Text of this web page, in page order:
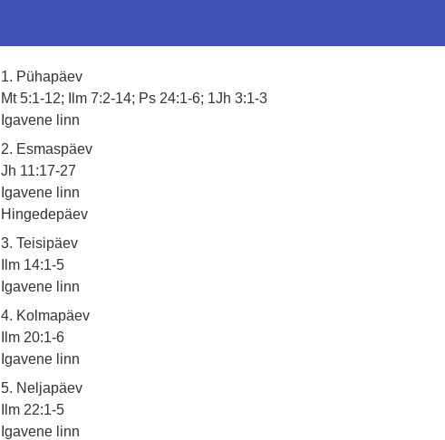
1. Pühapäev
Mt 5:1-12; Ilm 7:2-14; Ps 24:1-6; 1Jh 3:1-3
Igavene linn
2. Esmaspäev
Jh 11:17-27
Igavene linn
Hingedepäev
3. Teisipäev
Ilm 14:1-5
Igavene linn
4. Kolmapäev
Ilm 20:1-6
Igavene linn
5. Neljapäev
Ilm 22:1-5
Igavene linn